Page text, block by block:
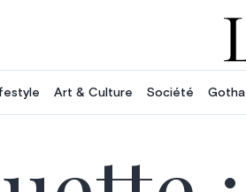
Art & Culture Société Gotha